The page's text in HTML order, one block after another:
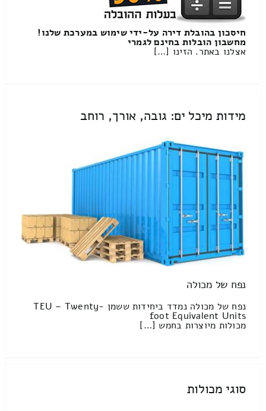
חיסכון בהובלת דירה על-ידי שימוש במערכת שלנו!
מחשבון הובלות בחינם לגמרי
אצלנו באתר. הזינו […]
מידות מיכל ים: גובה, אורך, רוחב
נפח של מכולה
נפח של מכולה נמדד ביחידות ששמן TEU – Twenty-
foot Equivalent Units
מכולות מיוצרות בחמש […]
סוגי מכולות